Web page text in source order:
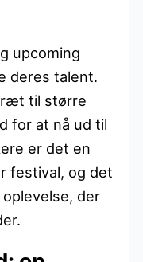
upcoming
deres talent.
til større
for at nå ud til
er det en
festival, og det
der